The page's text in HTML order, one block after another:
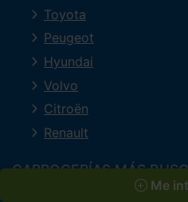
Me
Toyota
Peugeot
Hyundai
Volvo
Citroën
Renault
CARROCERÍAS MÁS